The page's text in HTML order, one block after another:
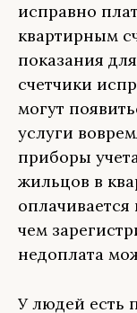
исправно
квартирным
показания
счетчики
могут
услуги
приборы
жильцов в
чем
недоплата
У людей есть